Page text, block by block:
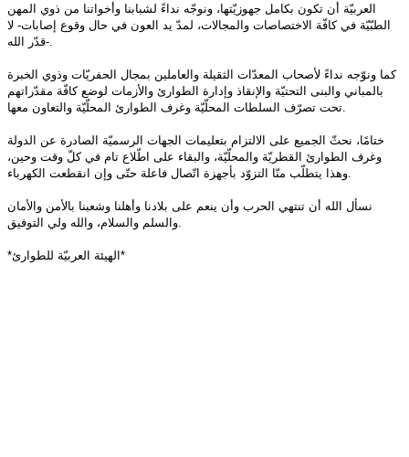
العربيّة أن تكون بكامل جهوزيّتها، ونوجّه نداءً لشبابنا وأخواتنا من ذوي المهن
الطبّيّة في كافّة الاختصاصات والمجالات، لمدّ يد العون في حال وقوع إصابات- لا
قدّر الله-.
كما ونوّجه نداءً لأصحاب المعدّات الثقيلة والعاملين بمجال الحفريّات وذوي الخبرة
بالمباني والبنى التحتيّة والإنقاذ وإدارة الطوارئ والأزمات لوضع كافّة مقدّراتهم
تحت تصرّف السلطات المحلّيّة وغرف الطوارئ المحلّيّة والتعاون معها
ختامًا، نحثّ الجميع على الالتزام بتعليمات الجهات الرسميّة الصادرة عن الدولة
وغرف الطوارئ القطريّة والمحلّيّة، والبقاء على اطّلاع تام في كلّ وقت وحين،
وهذا يتطلّب منّا التزوّد بأجهزة اتّصال فاعلة حتّى وإن انقطعت الكهرباء
نسأل الله أن تنتهي الحرب وأن ينعم على بلادنا وأهلنا وشعبنا بالأمن والأمان
والسلم والسلام، والله ولي التوفيق
*الهيئة العربيّة للطوارئ*